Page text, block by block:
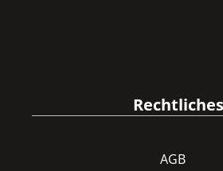
Rechtliches
AGB